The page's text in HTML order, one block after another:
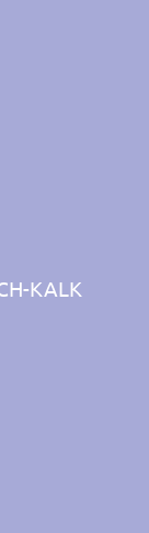
KALK